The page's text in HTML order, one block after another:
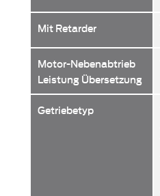
Mit Retarder
Motor-Nebenabtrieb
Leistung Übersetzung
Getriebetyp